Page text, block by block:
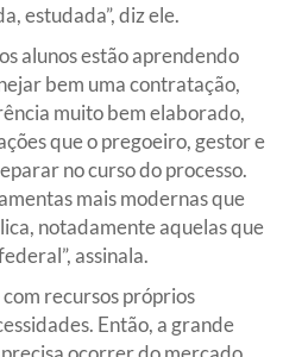
estudada”, diz ele.
alunos estão aprendendo
bem uma contratação,
muito bem elaborado,
que o pregoeiro, gestor e
no curso do processo.
mais modernas que
notadamente aquelas que
assinala.
recursos próprios
Então, a grande